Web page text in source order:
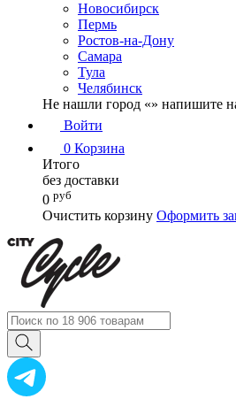
Новосибирск
Пермь
Ростов-на-Дону
Самара
Тула
Челябинск
Не нашли город «» напишите
Войти
0 Корзина
Итого
без доставки
0 руб
Очистить корзину Оформить